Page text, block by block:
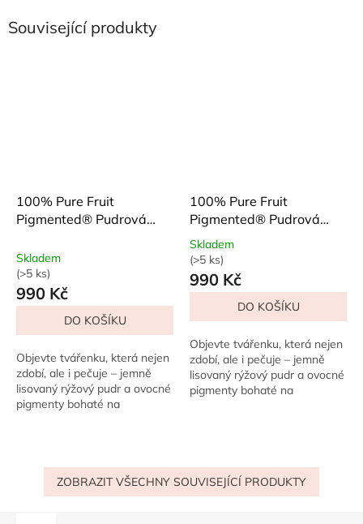
Související produkty
100% Pure Fruit
Pigmented® Pudrová
Skladem
(>5 ks)
990 Kč
DO KOŠÍKU
Objevte tvářenku, která nejen
zdobí, ale i pečuje – jemně
lisovaný rýžový pudr a ovocné
pigmenty bohaté na
100% Pure Fruit
Pigmented® Pudrová
tvářenka Mauvette
Průměrné
hodnocení
produktu
5,0
z
5
hvězdiček.
Skladem
(>5 ks)
990 Kč
DO KOŠÍKU
Objevte tvářenku, která nejen
zdobí, ale i pečuje – jemně
lisovaný rýžový pudr a ovocné
pigmenty bohaté na
ZOBRAZIT VŠECHNY SOUVISEJÍCÍ PRODUKTY